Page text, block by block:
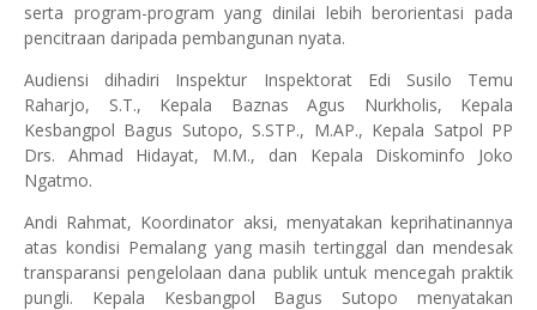
serta program-program yang dinilai lebih berorientasi pada
pencitraan daripada pembangunan nyata.
Audiensi dihadiri Inspektur Inspektorat Edi Susilo Temu
Raharjo, S.T., Kepala Baznas Agus Nurkholis, Kepala
Kesbangpol Bagus Sutopo, S.STP., M.AP., Kepala Satpol PP
Drs. Ahmad Hidayat, M.M., dan Kepala Diskominfo Joko
Ngatmo.
Andi Rahmat, Koordinator aksi, menyatakan keprihatinannya
atas kondisi Pemalang yang masih tertinggal dan mendesak
transparansi pengelolaan dana publik untuk mencegah praktik
pungli. Kepala Kesbangpol Bagus Sutopo menyatakan